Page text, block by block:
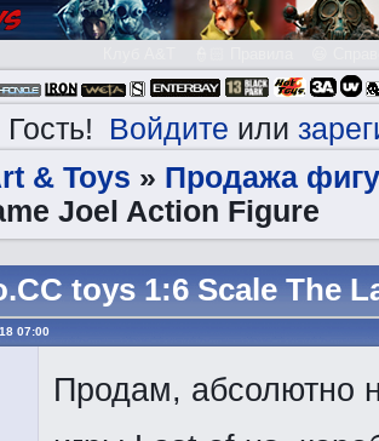
Войдите или
& Toys » Продажа
Joel Action Figure
toys 1:6 Scale The
07:00
Продам, абсолютно